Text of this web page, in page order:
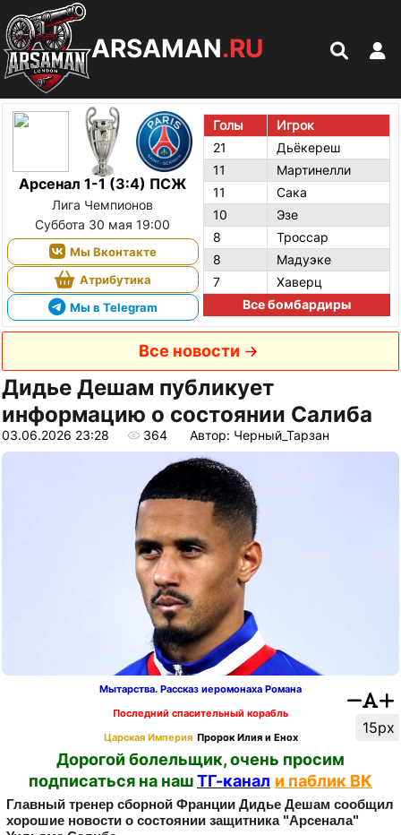
ARSAMAN.RU
Арсенал 1-1 (3:4) ПСЖ
Лига Чемпионов
Суббота 30 мая 19:00
Мы Вконтакте
Атрибутика
Мы в Telegram
Голы
Игрок
21
Дьёкереш
11
Мартинелли
11
Сака
10
Эзе
8
Троссар
8
Мадуэке
7
Хаверц
Все бомбардиры
Все новости
Дидье Дешам публикует
информацию о состоянии Салиба
03.06.2026 23:28 364 Автор: Черный_Тарзан
15px
Мытарства. Рассказ иеромонаха Романа
Последний спасительный корабль
Царская Империя Пророк Илия и Енох
Дорогой болельщик, очень просим
подписаться на нашТГ-канал и паблик ВК
Главный тренер сборной Франции Дидье Дешам сообщил
хорошие новости о состоянии защитника "Арсенала"